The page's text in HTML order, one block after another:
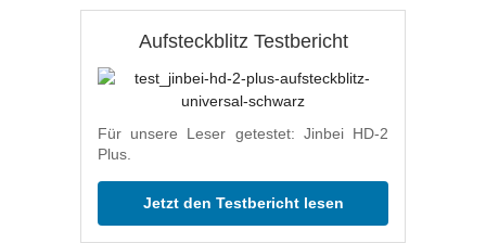
Aufsteckblitz Testbericht
Für unsere Leser getestet: Jinbei HD-2
Plus.
Jetzt den Testbericht lesen